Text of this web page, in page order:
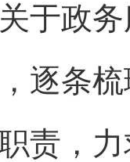
于政
逐条
责，